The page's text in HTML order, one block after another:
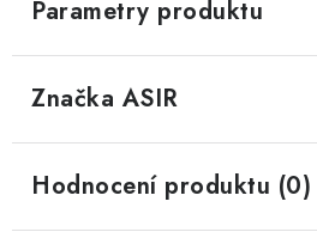
Parametry produktu
Značka ASIR
Hodnocení produktu (0)